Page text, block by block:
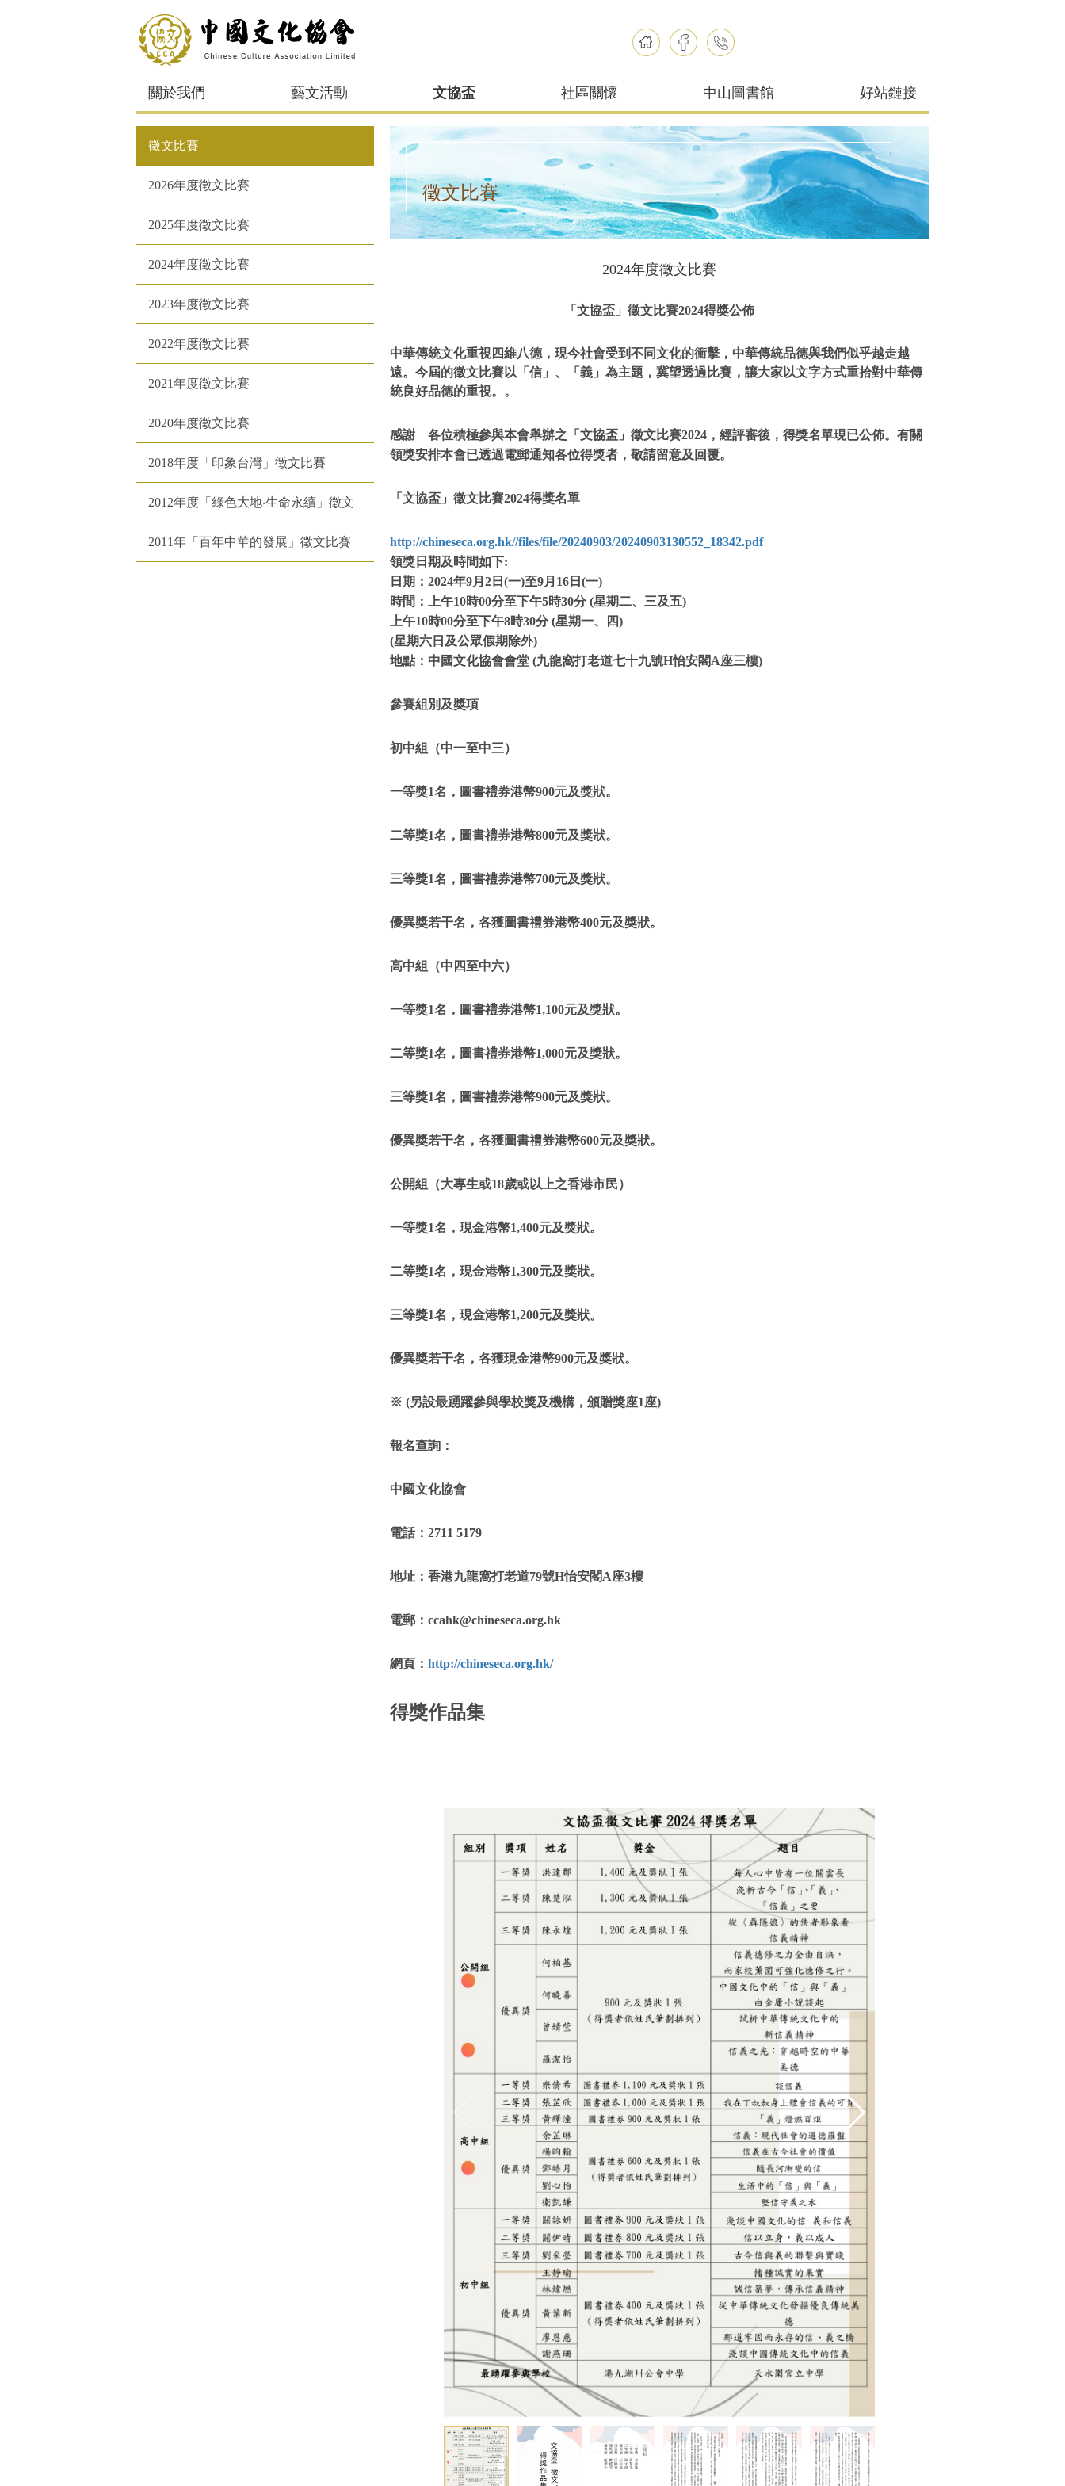
關於我們 藝文活動 文協盃 社區關懷 中山圖書館 好站鏈接
徵文比賽
2026年度徵文比賽
2025年度徵文比賽
2024年度徵文比賽
2023年度徵文比賽
2022年度徵文比賽
2021年度徵文比賽
2020年度徵文比賽
2018年度「印象台灣」徵文比賽
2012年度「綠色大地‧生命永續」徵文
2011年「百年中華的發展」徵文比賽
徵文比賽
2024年度徵文比賽
「文協盃」徵文比賽2024得獎公佈
中華傳統文化重視四維八德，現今社會受到不同文化的衝擊，中華傳統品德與我們似乎越走越
遠。今屆的徵文比賽以「信」、「義」為主題，冀望透過比賽，讓大家以文字方式重拾對中華傳
統良好品德的重視。 。
感謝 各位積極參與本會舉辦之「文協盃」徵文比賽2024，經評審後，得獎名單現已公佈。有關
領獎安排本會已透過電郵通知各位得獎者，敬請留意及回覆。
「文協盃」徵文比賽2024得獎名單
http://chineseca.org.hk//files/file/20240903/20240903130552_18342.pdf
領獎日期及時間如下:
日期：2024年9月2日(一)至9月16日(一)
時間：上午10時00分至下午5時30分 (星期二、三及五)
上午10時00分至下午8時30分 (星期一、四)
(星期六日及公眾假期除外)
地點：中國文化協會會堂 (九龍窩打老道七十九號H怡安閣A座三樓)
參賽組別及獎項
初中組（中一至中三）
一等獎1名，圖書禮券港幣900元及獎狀。
二等獎1名，圖書禮券港幣800元及獎狀。
三等獎1名，圖書禮券港幣700元及獎狀。
優異獎若干名，各獲圖書禮券港幣400元及獎狀。
高中組（中四至中六）
一等獎1名，圖書禮券港幣1,100元及獎狀。
二等獎1名，圖書禮券港幣1,000元及獎狀。
三等獎1名，圖書禮券港幣900元及獎狀。
優異獎若干名，各獲圖書禮券港幣600元及獎狀。
公開組（大專生或18歲或以上之香港市民）
一等獎1名，現金港幣1,400元及獎狀。
二等獎1名，現金港幣1,300元及獎狀。
三等獎1名，現金港幣1,200元及獎狀。
優異獎若干名，各獲現金港幣900元及獎狀。
※ (另設最踴躍參與學校獎及機構，頒贈獎座1座)
報名查詢：
中國文化協會
電話：2711 5179
地址：香港九龍窩打老道79號H怡安閣A座3樓
電郵：ccahk@chineseca.org.hk
網頁： http://chineseca.org.hk/
得獎作品集